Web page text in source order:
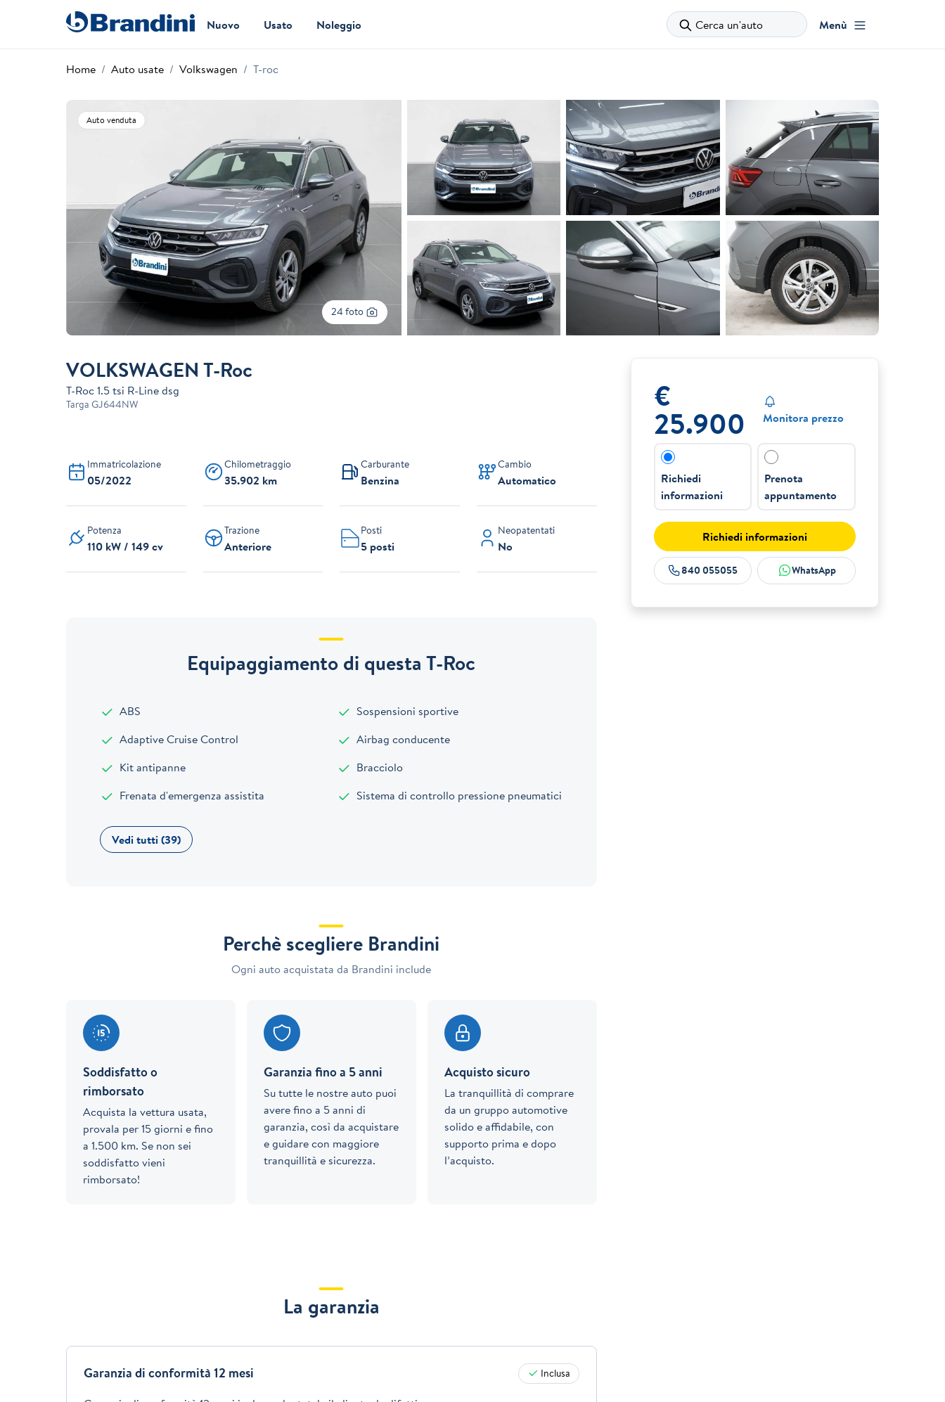
Nuovo Usato Noleggio Cerca un'auto Menù
Home Auto usate Volkswagen T-roc
Auto venduta
24 foto
€
25.900 Monitora prezzo
Richiedi
informazioni
Prenota
appuntamento
Richiedi informazioni
840 055055 WhatsApp
VOLKSWAGEN T-Roc
T-Roc 1.5 tsi R-Line dsg
Targa GJ644NW
Immatricolazione
05/2022
Chilometraggio
35.902 km
Carburante
Benzina
Cambio
Automatico
Potenza
110 kW / 149 cv
Trazione
Anteriore
Posti
5 posti
Neopatentati
No
Equipaggiamento di questa T-Roc
ABS
Sospensioni sportive
Adaptive Cruise Control
Airbag conducente
Kit antipanne
Bracciolo
Frenata d'emergenza assistita
Sistema di controllo pressione pneumatici
Vedi tutti (39)
Perchè scegliere Brandini
Ogni auto acquistata da Brandini include
Soddisfatto o
rimborsato
Acquista la vettura usata,
provala per 15 giorni e fino
a 1.500 km. Se non sei
soddisfatto vieni
rimborsato!
Garanzia fino a 5 anni
Su tutte le nostre auto puoi
avere fino a 5 anni di
garanzia, così da acquistare
e guidare con maggiore
tranquillità e sicurezza.
Acquisto sicuro
La tranquillità di comprare
da un gruppo automotive
solido e affidabile, con
supporto prima e dopo
l’acquisto.
La garanzia
Garanzia di conformità 12 mesi Inclusa